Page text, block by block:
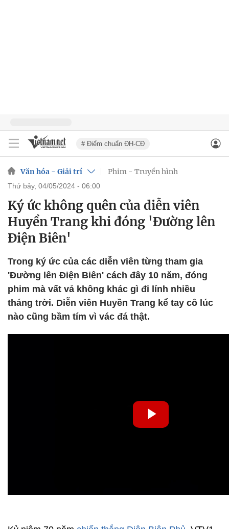
# Điểm chuẩn ĐH-CĐ
Văn hóa - Giải trí Phim - Truyền hình
thứ bảy, 04/05/2024 - 06:00
Ký ức không quên của diễn viên
Huyền Trang khi đóng 'Đường lên
Điện Biên'
Trong ký ức của các diễn viên từng tham gia
'Đường lên Điện Biên' cách đây 10 năm, đóng
phim mà vất vả không khác gì đi lính nhiều
tháng trời. Diễn viên Huyền Trang kể tay cô lúc
nào cũng bầm tím vì vác đá thật.